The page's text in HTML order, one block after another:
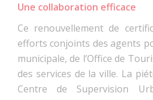
Une collaboration efficace
Ce renouvellement de
efforts conjoints des agents
municipale, de l’Office de
des services de la ville. La
Centre de Supervision